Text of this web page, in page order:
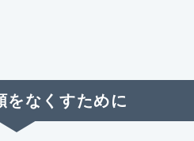
をなくすために